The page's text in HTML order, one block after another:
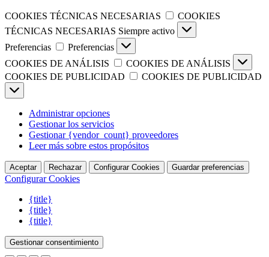
COOKIES TÉCNICAS NECESARIAS
COOKIES
TÉCNICAS NECESARIAS Siempre activo
Preferencias
Preferencias
COOKIES DE ANÁLISIS
COOKIES DE ANÁLISIS
COOKIES DE PUBLICIDAD
COOKIES DE PUBLICIDAD
Administrar opciones
Gestionar los servicios
Gestionar {vendor_count} proveedores
Leer más sobre estos propósitos
Aceptar Rechazar Configurar Cookies Guardar preferencias
Configurar Cookies
{title}
{title}
{title}
Gestionar consentimiento